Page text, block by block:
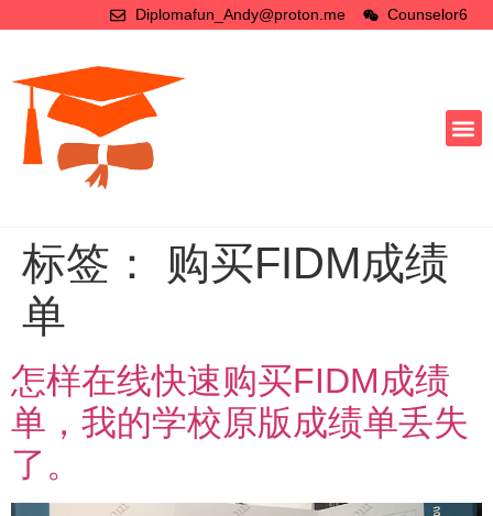
Diplomafun_Andy@proton.me Counselor6
标签： 购买FIDM成绩
单
怎样在线快速购买FIDM成绩
单，我的学校原版成绩单丢失
了。